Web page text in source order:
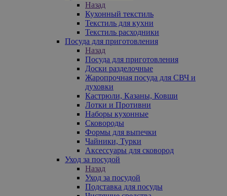
Назад
Кухонный текстиль
Текстиль для кухни
Текстиль расходники
Посуда для приготовления
Назад
Посуда для приготовления
Доски разделочные
Жаропрочная посуда для СВЧ и
духовки
Кастрюли, Казаны, Ковши
Лотки и Противни
Наборы кухонные
Сковороды
Формы для выпечки
Чайники, Турки
Аксессуары для сковород
Уход за посудой
Назад
Уход за посудой
Подставка для посуды